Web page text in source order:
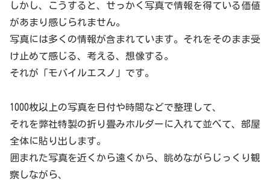
しかし、こうすると、せっかく写真で情報を得ている価値
があまり感じられません。
写真には多くの情報が含まれています。それをそのまま受
け止めて感じる、考える、想像する。
それが「モバイルエスノ」です。
1000枚以上の写真を日付や時間などで整理して、
それを弊社特製の折り畳みホルダーに入れて並べて、部屋
全体に貼り出します。
囲まれた写真を近くから遠くから、眺めながらじっくり観
察しながら、